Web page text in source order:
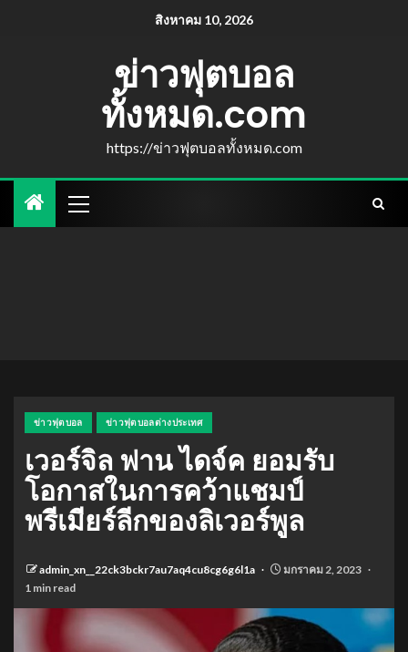
สิงหาคม 10, 2026
ข่าวฟุตบอล
ทั้งหมด.com
https://ข่าวฟุตบอลทั้งหมด.com
ข่าวฟุตบอล ข่าวฟุตบอลต่างประเทศ
เวอร์จิล ฟาน ไดจ์ค ยอมรับ
โอกาสในการคว้าแชมป์
พรีเมียร์ลีกของลิเวอร์พูล
admin_xn__22ck3bckr7au7aq4cu8cg6g6l1a
มกราคม 2, 2023
1 min read